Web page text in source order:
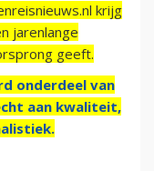
krijg
jarenlange
geeft.
onderdeel van
aan kwaliteit,